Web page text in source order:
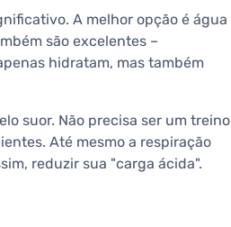
A melhor opção é água
são excelentes –
hidratam, mas também
suor. Não precisa ser um treino
Até mesmo a respiração
reduzir sua "carga ácida".